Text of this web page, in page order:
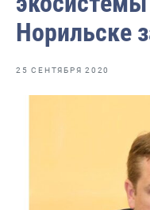
Норильске
25 СЕНТЯБРЯ 2020